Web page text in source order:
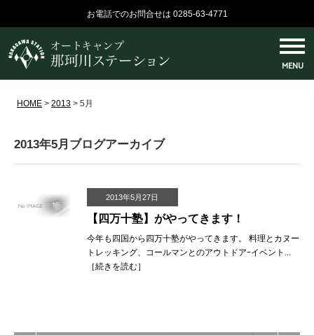
お電話でのお問合せは 0285-63-4771
MENU
HOME > 2013 > 5月
2013年5月ブログアーカイブ
2013年5月27日
【四万十塾】がやってきます！
今年も四国から四万十塾がやってきます。 料理とカヌー
トレッキング、コールマンとのアウトドアｰイベント...
［続きを読む］